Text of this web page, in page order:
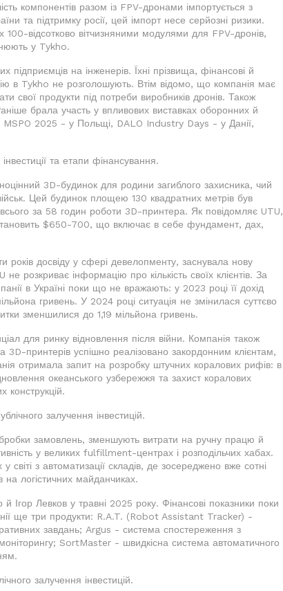
компонентів разом із FPV-дронами імпортується з
та підтримку росії, цей імпорт несе серйозні ризики.
100-відсотково вітчизняними модулями для FPV-дронів,
у Tykho.
підприємців на інженерів. Їхні прізвища, фінансові й
в Tykho не розголошують. Втім відомо, що компанія має
свої продукти під потреби виробників дронів. Також
брала участь у впливових виставках оборонних й
MSPO 2025 - у Польщі, DALO Industry Days - у Данії,
та етапи фінансування.
3D-будинок для родини загиблого захисника, чий
Цей будинок площею 130 квадратних метрів був
за 58 годин роботи 3D-принтера. Як повідомляє UTU,
$650-700, що включає в себе фундамент, дах,
досвіду у сфері девелопменту, заснувала нову
інформацію про кількість своїх клієнтів. За
в Україні поки що не вражають: у 2023 році її дохід
гривень. У 2024 році ситуація не змінилася суттєво
зменшилися до 1,19 мільйона гривень.
для ринку відновлення після війни. Компанія також
3D-принтерів успішно реалізовано закордонним клієнтам,
отримала запит на розробку штучних коралових рифів: в
океанського узбережжя та захист коралових
конструкцій.
залучення інвестицій.
замовлень, зменшують витрати на ручну працю й
у великих fulfillment-центрах і розподільчих хабах.
з автоматизації складів, де зосереджено вже сотні
логістичних майданчиках.
Левков у травні 2025 року. Фінансові показники поки
ще три продукти: R.A.T. (Robot Assistant Tracker) -
завдань; Argus - система спостереження з
SortMaster - швидкісна система автоматичного
залучення інвестицій.